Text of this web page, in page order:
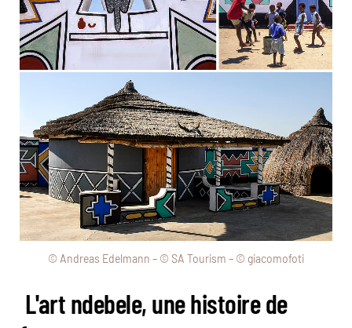
© Andreas Edelmann – © SA Tourism – © giacomofoti
L'art ndebele, une histoire de